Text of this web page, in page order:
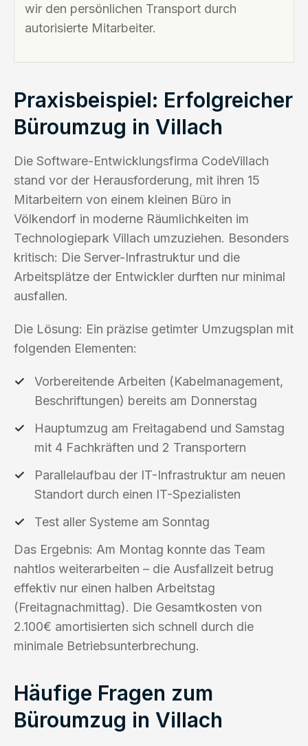
wir den persönlichen Transport durch
autorisierte Mitarbeiter.
Praxisbeispiel: Erfolgreicher
Büroumzug in Villach
Die Software-Entwicklungsfirma CodeVillach
stand vor der Herausforderung, mit ihren 15
Mitarbeitern von einem kleinen Büro in
Völkendorf in moderne Räumlichkeiten im
Technologiepark Villach umzuziehen. Besonders
kritisch: Die Server-Infrastruktur und die
Arbeitsplätze der Entwickler durften nur minimal
ausfallen.
Die Lösung: Ein präzise getimter Umzugsplan mit
folgenden Elementen:
Vorbereitende Arbeiten (Kabelmanagement,
Beschriftungen) bereits am Donnerstag
Hauptumzug am Freitagabend und Samstag
mit 4 Fachkräften und 2 Transportern
Parallelaufbau der IT-Infrastruktur am neuen
Standort durch einen IT-Spezialisten
Test aller Systeme am Sonntag
Das Ergebnis: Am Montag konnte das Team
nahtlos weiterarbeiten – die Ausfallzeit betrug
effektiv nur einen halben Arbeitstag
(Freitagnachmittag). Die Gesamtkosten von
2.100€ amortisierten sich schnell durch die
minimale Betriebsunterbrechung.
Häufige Fragen zum
Büroumzug in Villach